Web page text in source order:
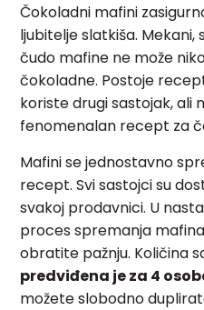
Čokoladni mafini
ljubitelje slatkiša. Mekani,
čudo mafine ne može
čokoladne. Postoje
koriste drugi sastojak, ali
fenomenalan recept za
Mafini se jednostavno
recept. Svi sastojci su
svakoj prodavnici. U
proces spremanja
obratite pažnju. Količina
predviđena je za 4
možete slobodno